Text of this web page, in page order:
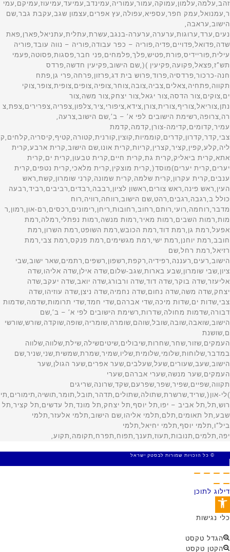
© כל הזכויות שמורות לבסטק ישראל
דילוג לתוכן
פתח סרגל נגישות
כלי נגישות
הגדל טקסט
הקטן טקסט